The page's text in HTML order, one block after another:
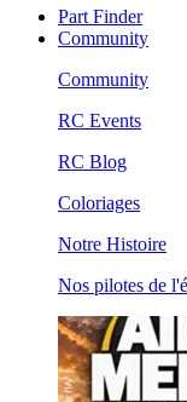
Part Finder
Community
Community
RC Events
RC Blog
Coloriages
Notre Histoire
Nos pilotes de